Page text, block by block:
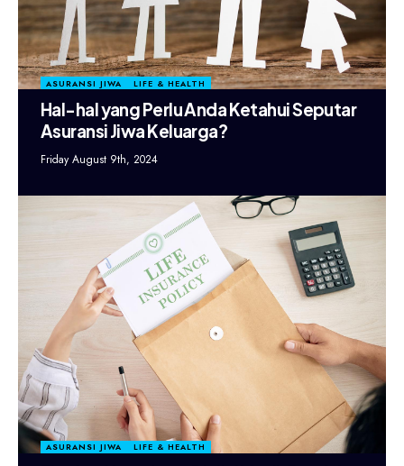
ASURANSI JIWA LIFE & HEALTH
Hal-hal yang Perlu Anda Ketahui Seputar
Asuransi Jiwa Keluarga?
Friday August 9th, 2024
ASURANSI JIWA LIFE & HEALTH